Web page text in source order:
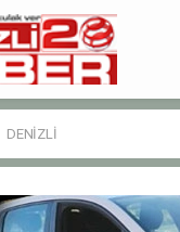
DENİZLİ